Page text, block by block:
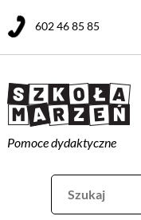
Pomoce dydaktyczne
602 46 85 85